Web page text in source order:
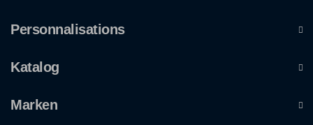
Personnalisations
Katalog
Marken